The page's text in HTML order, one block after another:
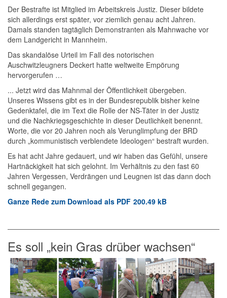
Der Bestrafte ist Mitglied im Arbeitskreis Justiz. Dieser bildete
sich allerdings erst später, vor ziemlich genau acht Jahren.
Damals standen tagtäglich Demonstranten als Mahnwache vor
dem Landgericht in Mannheim.
Das skandalöse Urteil im Fall des notorischen
Auschwitzleugners Deckert hatte weltweite Empörung
hervorgerufen …
... Jetzt wird das Mahnmal der Öffentlichkeit übergeben.
Unseres Wissens gibt es in der Bundesrepublik bisher keine
Gedenktafel, die im Text die Rolle der NS-Täter in der Justiz
und die Nachkriegsgeschichte in dieser Deutlichkeit benennt.
Worte, die vor 20 Jahren noch als Verunglimpfung der BRD
durch „kommunistisch verblendete Ideologen“ bestraft wurden.
Es hat acht Jahre gedauert, und wir haben das Gefühl, unsere
Hartnäckigkeit hat sich gelohnt. Im Verhältnis zu den fast 60
Jahren Vergessen, Verdrängen und Leugnen ist das dann doch
schnell gegangen.
Ganze Rede zum Download als PDF 200.49 kB
Es soll „kein Gras drüber wachsen“